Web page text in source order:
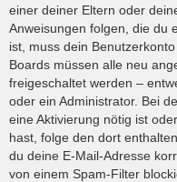
einer deiner Eltern oder
Anweisungen folgen, die du
ist, muss dein
Boards müssen alle neu
freigeschaltet werden –
oder ein Administrator. Bei
eine Aktivierung nötig ist
hast, folge den dort
du deine E-Mail-Adresse
von einem Spam-Filter